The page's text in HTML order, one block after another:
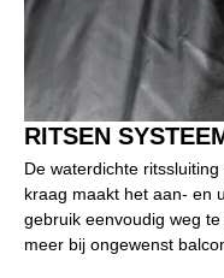
RITSEN
De waterdichte
kraag maakt het aan- en
gebruik eenvoudig weg
meer bij ongewenst